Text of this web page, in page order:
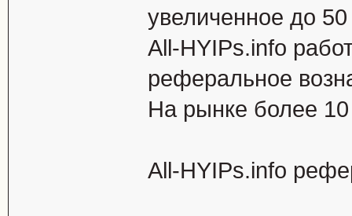
увеличенное до
All-HYIPs.info
реферальное
На рынке более 10
All-HYIPs.info